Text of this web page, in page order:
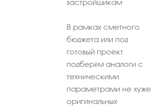
застройщикам
В рамках сметного
бюджета или под
готовый проект
подберём аналоги с
техническими
параметрами не хуже
оригинальных